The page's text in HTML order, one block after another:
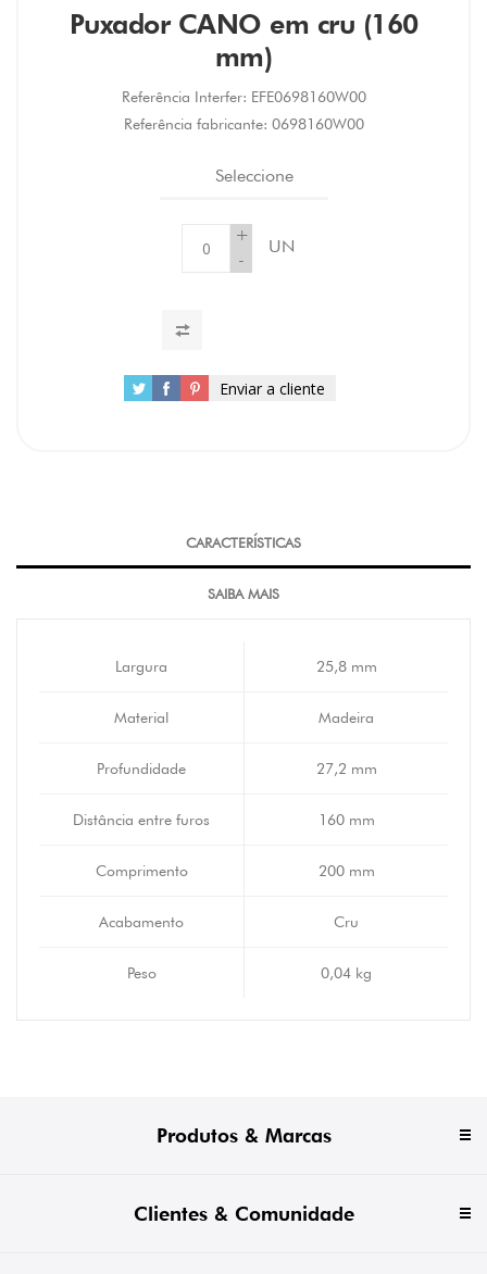
Puxador CANO em cru (160
mm)
Referência Interfer: EFE0698160W00
Referência fabricante: 0698160W00
Seleccione
+
-
UN
Enviar a cliente
CARACTERÍSTICAS
SAIBA MAIS
Largura 25,8 mm
Material Madeira
Profundidade 27,2 mm
Distância entre furos 160 mm
Comprimento 200 mm
Acabamento Cru
Peso 0,04 kg
Produtos & Marcas
Clientes & Comunidade